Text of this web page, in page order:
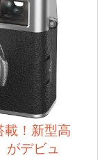
！新型高
がデビュ